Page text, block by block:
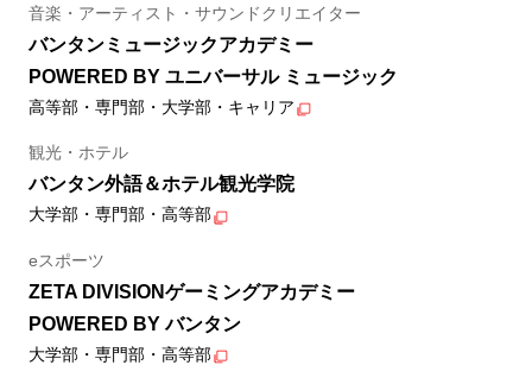
音楽・アーティスト・サウンドクリエイター
バンタンミュージックアカデミー
POWERED BY ユニバーサル ミュージック
高等部・専門部・大学部・キャリア
観光・ホテル
バンタン外語＆ホテル観光学院
大学部・専門部・高等部
eスポーツ
ZETA DIVISIONゲーミングアカデミー
POWERED BY バンタン
大学部・専門部・高等部